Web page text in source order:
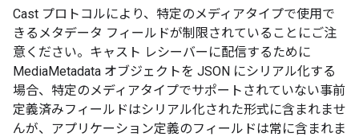
Cast プロトコルにより、特定のメディアタイプで使用で
きるメタデータ フィールドが制限されていることにご注
意ください。キャスト レシーバーに配信するために
MediaMetadata オブジェクトを JSON にシリアル化する
場合、特定のメディアタイプでサポートされていない事前
定義済みフィールドはシリアル化された形式に含まれませ
んが、アプリケーション定義のフィールドは常に含まれま